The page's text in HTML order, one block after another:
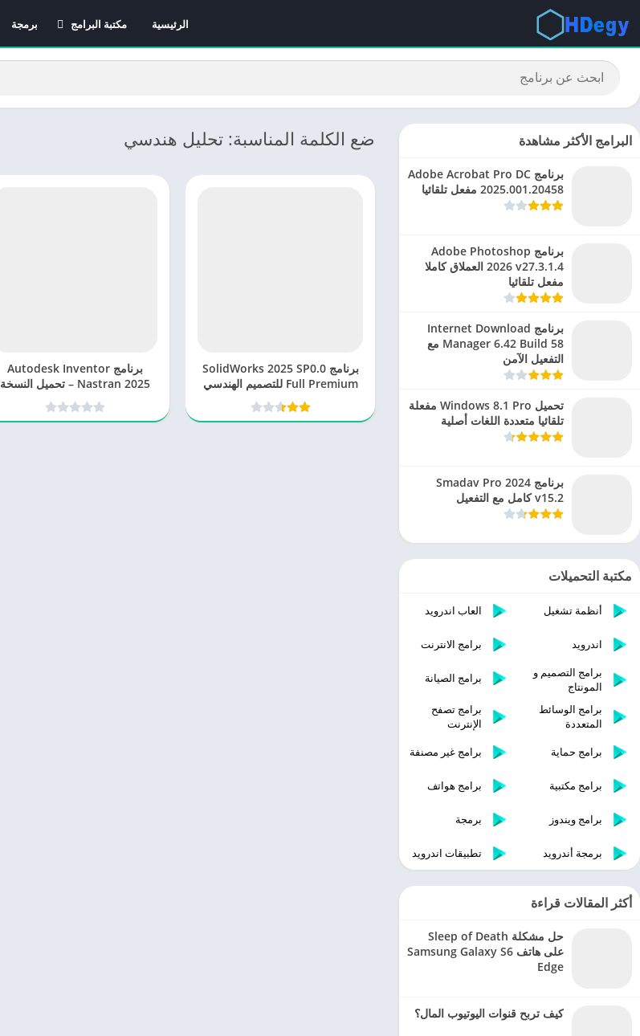
الرئيسية
مكتبة البرامج
برامج الانترنت
برامج تصفح الإنترنت
برمجة
ضع الكلمة المناسبة: تحليل هندسي
برنامج SolidWorks 2025 SP0.0
Full Premium للتصميم الهندسي
والتحليل المتقدم
برنامج Autodesk Inventor
Nastran 2025 – تحميل النسخة
الكاملة
البرامج الأكثر مشاهدة
برنامج Adobe Acrobat Pro DC
2025.001.20458 مفعل تلقائيا
برنامج Adobe Photoshop
2026 v27.3.1.4 العملاق كاملا
مفعل تلقائيا
برنامج Internet Download
Manager 6.42 Build 58 مع
التفعيل الآمن
تحميل Windows 8.1 Pro مفعلة
تلقائيا متعددة اللغات أصلية
برنامج Smadav Pro 2024
v15.2 كامل مع التفعيل
مكتبة التحميلات
أنظمة تشغيل العاب اندرويد
اندرويد
برامج الانترنت
برامج التصميم و
المونتاج
برامج الصيانة
برامج الوسائط
المتعددة
برامج تصفح
الإنترنت
برامج حماية
برامج غير مصنفة
برامج مكتبية برامج هواتف
برامج ويندوز برمجة
برمجة أندرويد تطبيقات اندرويد
أكثر المقالات قراءة
حل مشكلة Sleep of Death
على هاتف Samsung Galaxy S6
Edge
كيف تربح قنوات اليوتيوب المال؟